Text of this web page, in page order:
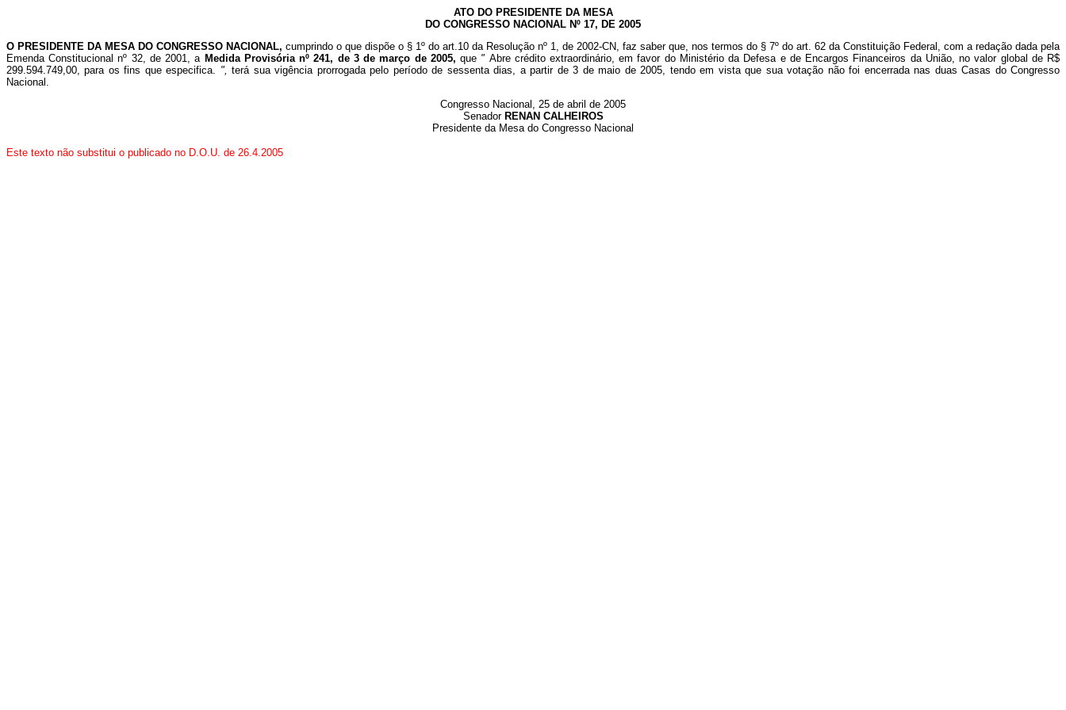
ATO DO PRESIDENTE DA MESA
DO CONGRESSO NACIONAL Nº 17, DE 2005
O PRESIDENTE DA MESA DO CONGRESSO NACIONAL, cumprindo o que dispõe o § 1º do art.10 da Resolução nº 1, de 2002-CN, faz saber que, nos termos do § 7º do art. 62 da Constituição Federal, com a redação dada pela
Emenda Constitucional nº 32, de 2001, a Medida Provisória nº 241, de 3 de março de 2005,que " Abre crédito extraordinário, em favor do Ministério da Defesa e de Encargos Financeiros da União, no valor global de R$
299.594.749,00, para os fins que especifica. ",terá sua vigência prorrogada pelo período de sessenta dias, a partir de 3 de maio de 2005, tendo em vista que sua votação não foi encerrada nas duas Casas do Congresso
Nacional.
Congresso Nacional, 25 de abril de 2005
Senador RENAN CALHEIROS
Presidente da Mesa do Congresso Nacional
Este texto não substitui o publicado no D.O.U. de 26.4.2005